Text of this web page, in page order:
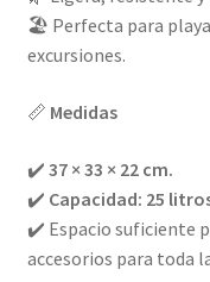
🏖️ Perfecta para
excursiones.
📏 Medidas
✔️ 37 × 33 × 22 cm.
✔️ Capacidad: 25
✔️ Espacio suficiente
accesorios para toda